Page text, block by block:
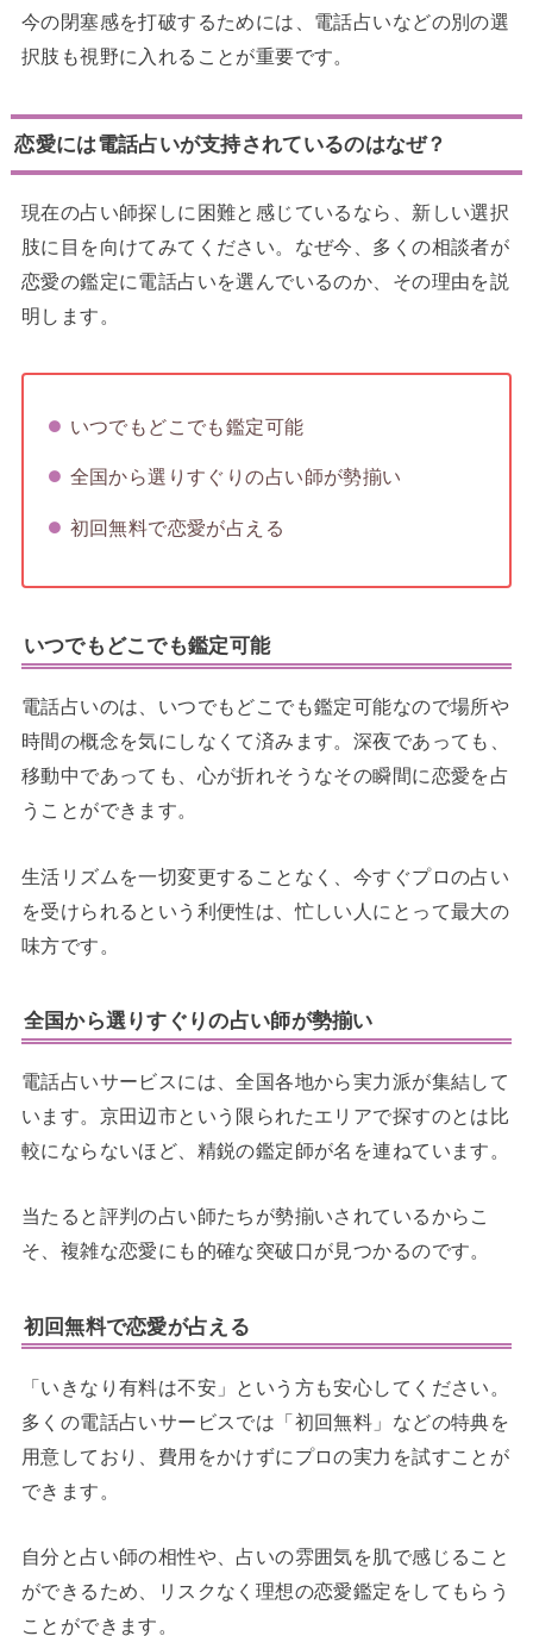
今の閉塞感を打破するためには、電話占いなどの別の選
択肢も視野に入れることが重要です。
恋愛には電話占いが支持されているのはなぜ？
現在の占い師探しに困難と感じているなら、新しい選択
肢に目を向けてみてください。なぜ今、多くの相談者が
恋愛の鑑定に電話占いを選んでいるのか、その理由を説
明します。
いつでもどこでも鑑定可能
全国から選りすぐりの占い師が勢揃い
初回無料で恋愛が占える
いつでもどこでも鑑定可能
電話占いのは、いつでもどこでも鑑定可能なので場所や
時間の概念を気にしなくて済みます。深夜であっても、
移動中であっても、心が折れそうなその瞬間に恋愛を占
うことができます。
生活リズムを一切変更することなく、今すぐプロの占い
を受けられるという利便性は、忙しい人にとって最大の
味方です。
全国から選りすぐりの占い師が勢揃い
電話占いサービスには、全国各地から実力派が集結して
います。京田辺市という限られたエリアで探すのとは比
較にならないほど、精鋭の鑑定師が名を連ねています。
当たると評判の占い師たちが勢揃いされているからこ
そ、複雑な恋愛にも的確な突破口が見つかるのです。
初回無料で恋愛が占える
「いきなり有料は不安」という方も安心してください。
多くの電話占いサービスでは「初回無料」などの特典を
用意しており、費用をかけずにプロの実力を試すことが
できます。
自分と占い師の相性や、占いの雰囲気を肌で感じること
ができるため、リスクなく理想の恋愛鑑定をしてもらう
ことができます。